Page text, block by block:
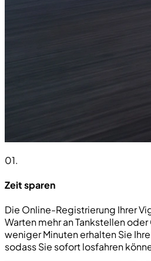
01.
Zeit sparen
Die Online-Registrierung Ihrer
Warten mehr an Tankstellen
weniger Minuten erhalten Sie
sodass Sie sofort losfahren